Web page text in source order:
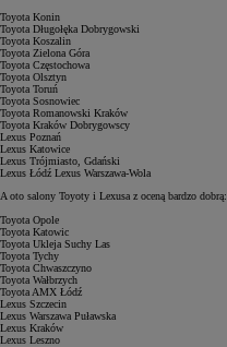
Toyota Konin
Toyota Długołęka Dobrygowski
Toyota Koszalin
Toyota Zielona Góra
Toyota Częstochowa
Toyota Olsztyn
Toyota Toruń
Toyota Sosnowiec
Toyota Romanowski Kraków
Toyota Kraków Dobrygowscy
Lexus Poznań
Lexus Katowice
Lexus Trójmiasto, Gdański
Lexus Łódź Lexus Warszawa-Wola
A oto salony Toyoty i Lexusa z oceną bardzo dobrą:
Toyota Opole
Toyota Katowic
Toyota Ukleja Suchy Las
Toyota Tychy
Toyota Chwaszczyno
Toyota Wałbrzych
Toyota AMX Łódź
Lexus Szczecin
Lexus Warszawa Puławska
Lexus Kraków
Lexus Leszno